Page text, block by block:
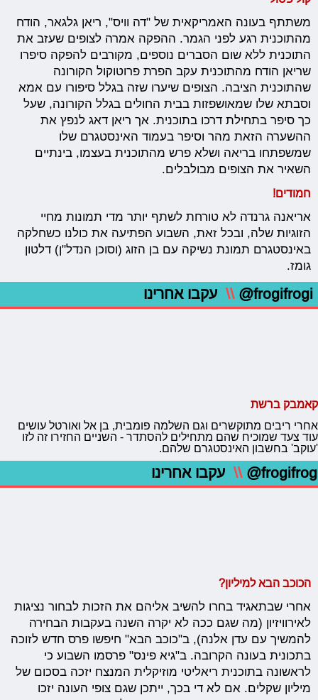
משתתף בעונה האמריקאית של "דה וויס", ריאן גלגאר, הודח
מהתוכנית רגע לפני הגמר. ההפקה אמרה לצופים שעזב את
התוכנית ללא שום הסברים נוספים, מקורבים להפקה סיפרו
שריאן הודח מהתוכנית עקב הפרת פרוטוקול הקורונה
שהתוכנית הציבה. הצופים שיערו שזה בגלל סיפורו עם אמא
וסבתא שלו שמאושפזות בבית החולים בגלל הקורונה, שעל
כך סיפר בתחילת דרכו בתוכנית. אך ריאן דאג לנפץ את
ההשערה הזאת מהר וסיפר בעמוד האינסטגרם שלו
שמשפתחו בריאה ושלא פרש מהתוכנית בעצמו, בינתיים
השאיר את הצופים מבולבלים.
חמודים!
אריאנה גרנדה לא טורחת לשתף יותר מדי תמונות מחיי
הזוגיות שלה, ובכל זאת, השבוע הפתיעה את כולנו כשחלקה
באינסטגרם תמונת נשיקה עם בן הזוג (וסוכן הנדל"ן) דלטון
גומז.
@frogifrogi
\\ עקבו אחרינו
קאמבק ברשת
אחרי ריבים מתוקשרים וגם השלמה פומבית, בן אל ואורטל עושים
עוד צעד שמוכיח שהם מתחילים להסתדר - השניים החזירו זה לזו
'עוקב' בחשבון האינסטגרם שלהם.
\\ עקבו אחרינו
הכוכב הבא למיליון?
אחרי שבתאגיד בחרו להשיב אליהם את הזכות לבחור נציגות
לאירוויזיון (מה שגם ככה לא יקרה השנה בעקבות הבחירה
להמשיך עם עדן אלנה), ב"כוכב הבא" חיפשו פרס חדש לזוכה
בתכונית בעונה הקרובה. ב"גיא פינס" פרסמו השבוע כי
לראשונה בתוכנית ריאליטי מוזיקלית המנצח יזכה בסכום של
מיליון שקלים. אם לא די בכך, ייתכן שגם צופי העונה יזכו